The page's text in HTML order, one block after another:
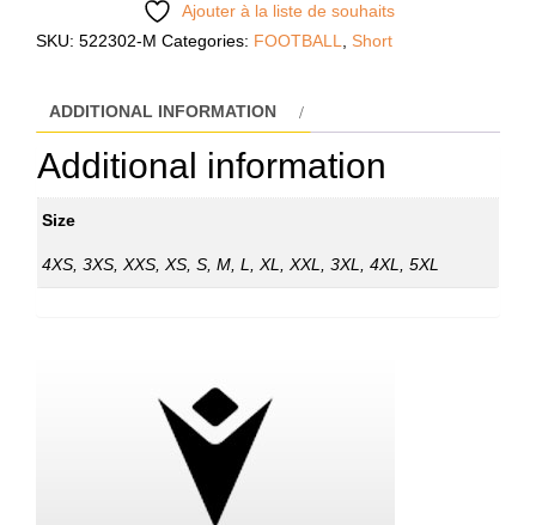
Ajouter à la liste de souhaits
SKU: 522302-M Categories: FOOTBALL, Short
ADDITIONAL INFORMATION
Additional information
Size
4XS, 3XS, XXS, XS, S, M, L, XL, XXL, 3XL, 4XL, 5XL